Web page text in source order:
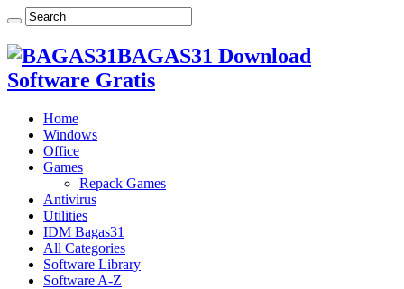
BAGAS31 Download
Software Gratis
Home
Windows
Office
Games
Repack Games
Antivirus
Utilities
IDM Bagas31
All Categories
Software Library
Software A-Z